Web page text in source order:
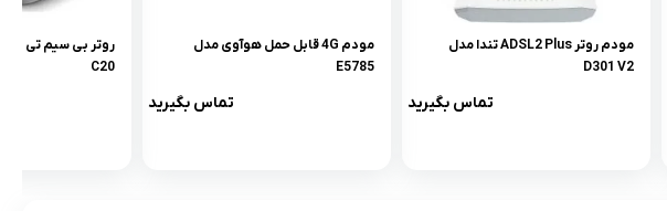
مودم روتر ADSL2 Plus تندا مدل
D301 V2
تماس بگیرید
مودم 4G قابل حمل هوآوی مدل
E5785
تماس بگیرید
C20